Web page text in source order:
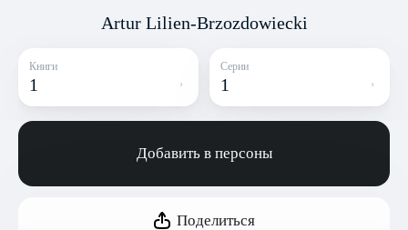
Artur Lilien-Brzozdowiecki
Книги
1
Серии
1
Добавить в персоны
Поделиться